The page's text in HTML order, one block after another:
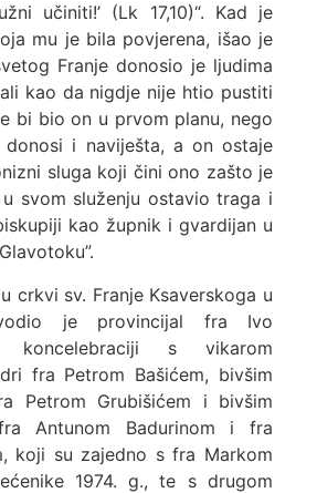
učiniti!’ (Lk 17,10)“. Kad je
mu je bila povjerena, išao je
Franje donosio je ljudima
kao da nigdje nije htio pustiti
bi bio on u prvom planu, nego
donosi i naviješta, a on ostaje
sluga koji čini ono zašto je
svom služenju ostavio traga i
kao župnik i gvardijan u
crkvi sv. Franje Ksaverskoga u
je provincijal fra Ivo
koncelebraciji s vikarom
fra Petrom Bašićem, bivšim
Petrom Grubišićem i bivšim
Antunom Badurinom i fra
koji su zajedno s fra Markom
1974. g., te s drugom